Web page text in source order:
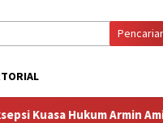
Armin Amin Sebut